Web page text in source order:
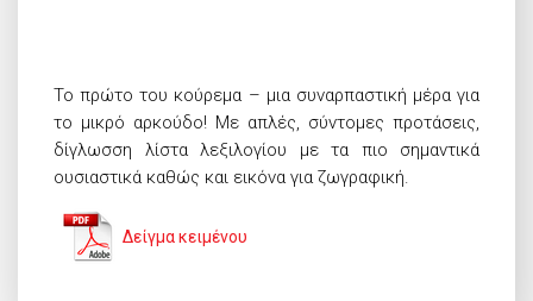
Το πρώτο του κούρεμα – μια συναρπαστική μέρα για
το μικρό αρκούδο! Με απλές, σύντομες προτάσεις,
δίγλωσση λίστα λεξιλογίου με τα πιο σημαντικά
ουσιαστικά καθώς και εικόνα για ζωγραφική.
Δείγμα κειμένου